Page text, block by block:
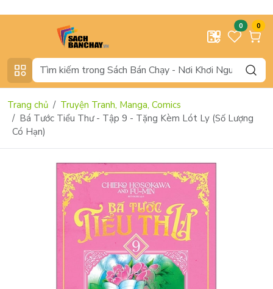
0 0
Trang chủ
Truyện Tranh, Manga, Comics
Bá Tước Tiểu Thư - Tập 9 - Tặng Kèm Lót Ly (Số Lượng
Có Hạn)